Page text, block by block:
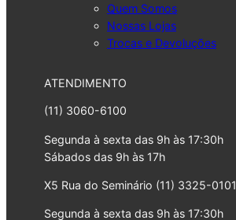
Quem Somos
Nossas Lojas
Trocas e Devoluções
ATENDIMENTO
(11) 3060-6100
Segunda à sexta das 9h às 17:30h
Sábados das 9h às 17h
X5 Rua do Seminário (11) 3325-0101
Segunda à sexta das 9h às 17:30h